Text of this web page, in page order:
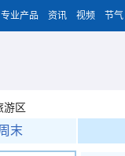
专业产品 资讯 视频 节气
游区
末